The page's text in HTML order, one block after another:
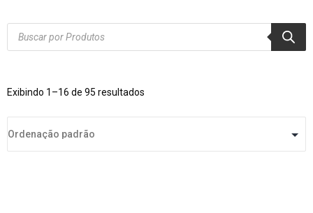
Xcmg(425)
Products
search
Exibindo 1–16 de 95 resultados